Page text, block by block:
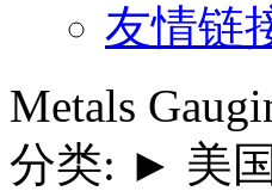
友情链
Metals
分类: ► 美